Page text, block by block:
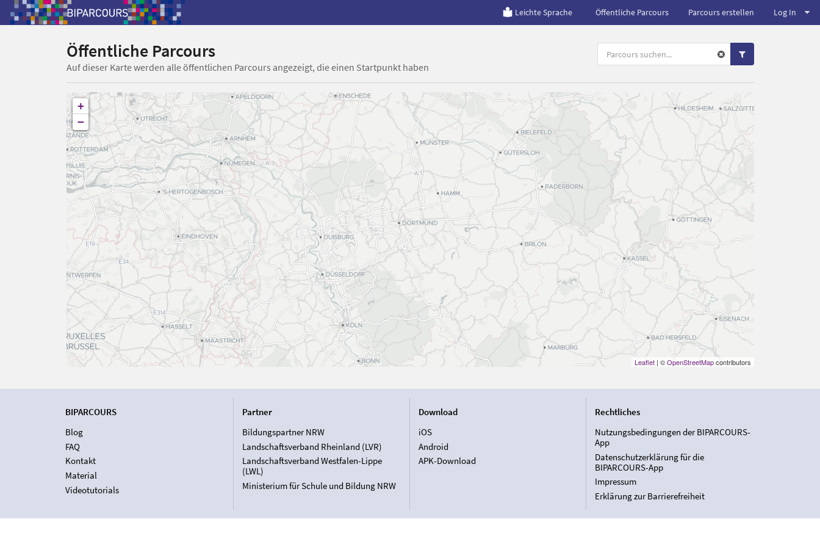
Leichte Sprache Öffentliche Parcours Parcours erstellen Log In
Öffentliche Parcours
Auf dieser Karte werden alle öffentlichen Parcours angezeigt, die einen Startpunkt haben
+
−
Leaflet| ©OpenStreetMapcontributors
BIPARCOURS
Blog
FAQ
Kontakt
Material
Videotutorials
Partner
Bildungspartner NRW
Landschaftsverband Rheinland (LVR)
Landschaftsverband Westfalen-Lippe
(LWL)
Ministerium für Schule und Bildung NRW
Download
iOS
Android
APK-Download
Rechtliches
Nutzungsbedingungen der BIPARCOURS-
App
Datenschutzerklärung für die
BIPARCOURS-App
Impressum
Erklärung zur Barrierefreiheit